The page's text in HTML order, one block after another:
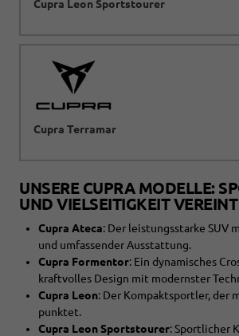
Cupra Leon Sportstourer
Cupra Terramar
UNSERE CUPRA MODELLE:
UND VIELSEITIGKEIT VEREINT
Cupra Ateca: Der leistungsstarke SUV
und umfassender Ausstattung.
Cupra Formentor: Ein dynamisches
kraftvolles Design mit modernster
Cupra Leon: Der Kompaktsportler, der
punktet.
Cupra Leon Sportstourer: Sportlicher